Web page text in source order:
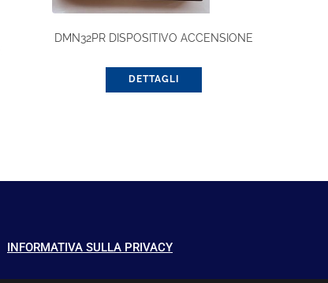
DMN32PR DISPOSITIVO ACCENSIONE
DETTAGLI
INFORMATIVA SULLA PRIVACY